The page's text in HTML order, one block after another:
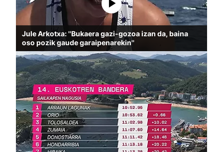
Jule Arkotxa: ''Bukaera gazi-gozoa izan da, baina
oso pozik gaude garaipenarekin''